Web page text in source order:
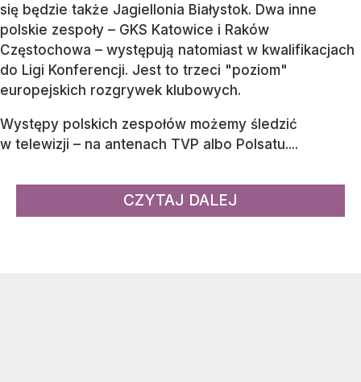
się będzie także Jagiellonia Białystok. Dwa inne
polskie zespoły – GKS Katowice i Raków
Częstochowa – występują natomiast w kwalifikacjach
do Ligi Konferencji. Jest to trzeci "poziom"
europejskich rozgrywek klubowych.
Występy polskich zespołów możemy śledzić
w telewizji – na antenach TVP albo Polsatu....
CZYTAJ DALEJ